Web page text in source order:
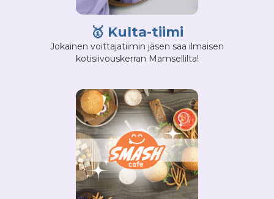
🥇 Kulta-tiimi
Jokainen voittajatiimin jäsen saa ilmaisen
kotisiivouskerran Mamsellilta!